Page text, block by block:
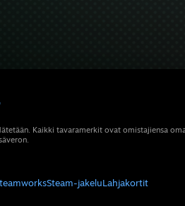
Kaikki tavaramerkit ovat omistajiensa
Steam-jakeluLahjakortit